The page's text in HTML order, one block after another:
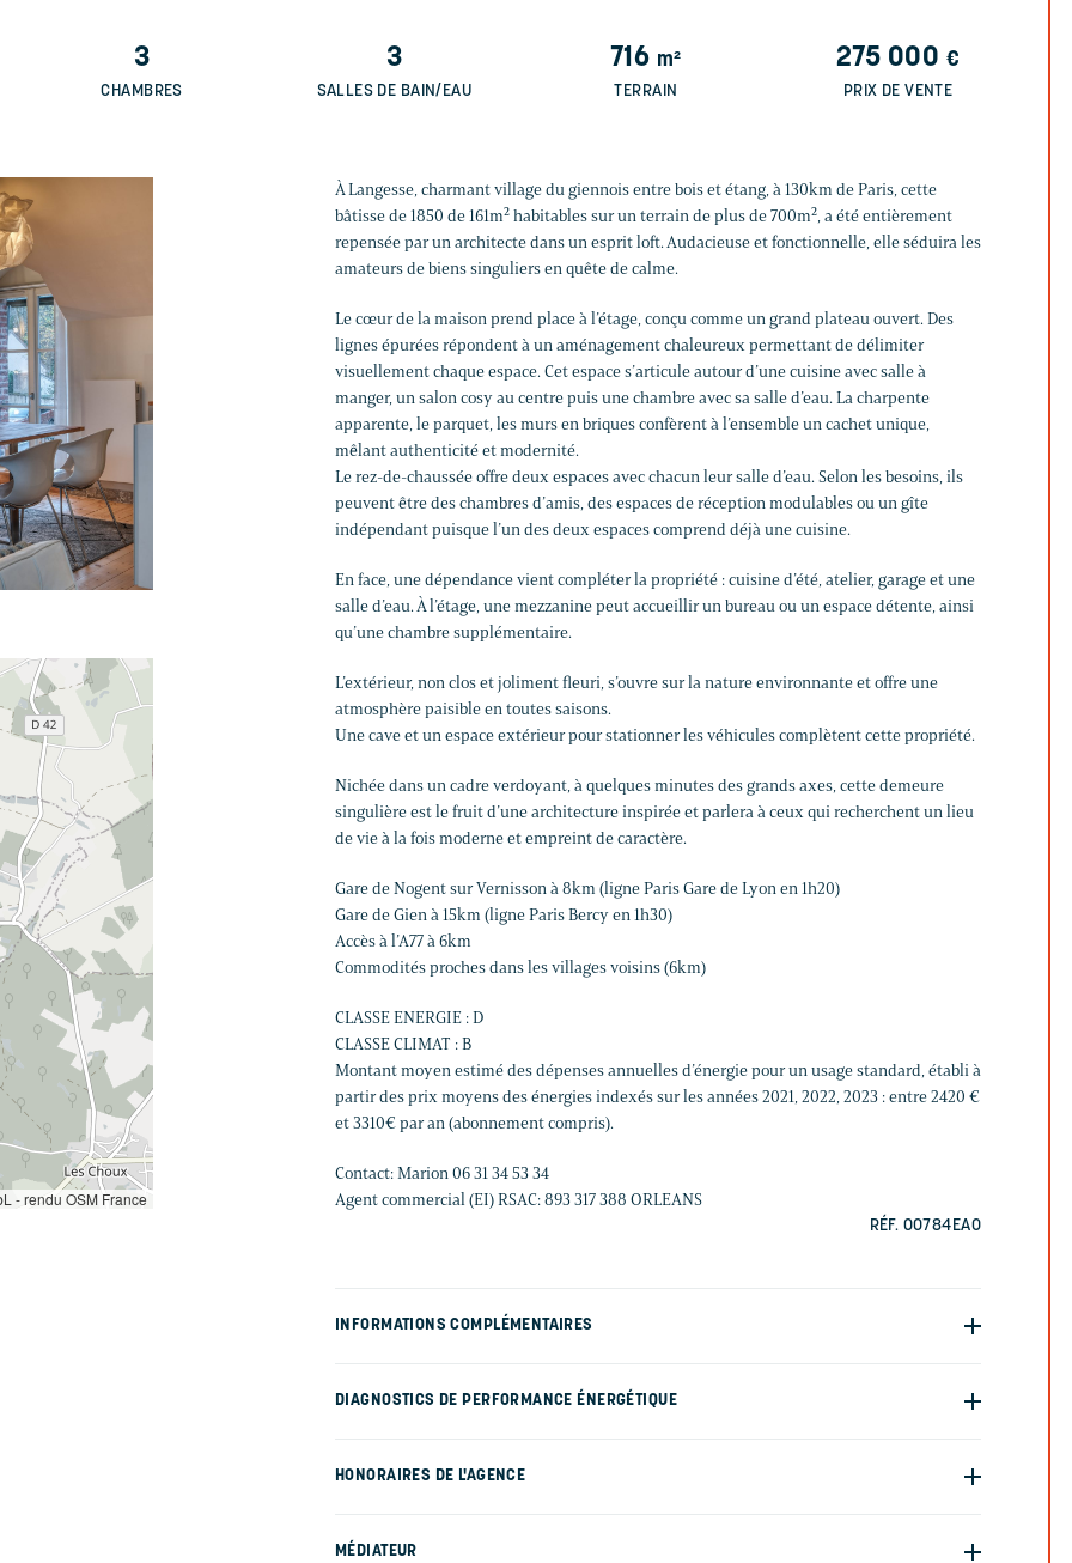
3
CHAMBRES
3
SALLES DE BAIN/EAU
716 m²
TERRAIN
275 000 €
PRIX DE VENTE
À Langesse, charmant village du giennois entre bois et étang, à 130km de Paris, cette
bâtisse de 1850 de 161m² habitables sur un terrain de plus de 700m², a été entièrement
repensée par un architecte dans un esprit loft. Audacieuse et fonctionnelle, elle séduira les
amateurs de biens singuliers en quête de calme.
Le cœur de la maison prend place à l’étage, conçu comme un grand plateau ouvert. Des
lignes épurées répondent à un aménagement chaleureux permettant de délimiter
visuellement chaque espace. Cet espace s’articule autour d’une cuisine avec salle à
manger, un salon cosy au centre puis une chambre avec sa salle d’eau. La charpente
apparente, le parquet, les murs en briques confèrent à l’ensemble un cachet unique,
mêlant authenticité et modernité.
Le rez-de-chaussée offre deux espaces avec chacun leur salle d’eau. Selon les besoins, ils
peuvent être des chambres d’amis, des espaces de réception modulables ou un gîte
indépendant puisque l’un des deux espaces comprend déjà une cuisine.
En face, une dépendance vient compléter la propriété : cuisine d’été, atelier, garage et une
salle d’eau. À l’étage, une mezzanine peut accueillir un bureau ou un espace détente, ainsi
qu’une chambre supplémentaire.
L’extérieur, non clos et joliment fleuri, s’ouvre sur la nature environnante et offre une
atmosphère paisible en toutes saisons.
Une cave et un espace extérieur pour stationner les véhicules complètent cette propriété.
Nichée dans un cadre verdoyant, à quelques minutes des grands axes, cette demeure
singulière est le fruit d’une architecture inspirée et parlera à ceux qui recherchent un lieu
de vie à la fois moderne et empreint de caractère.
Gare de Nogent sur Vernisson à 8km (ligne Paris Gare de Lyon en 1h20)
Gare de Gien à 15km (ligne Paris Bercy en 1h30)
Accès à l’A77 à 6km
Commodités proches dans les villages voisins (6km)
CLASSE ENERGIE : D
CLASSE CLIMAT : B
Montant moyen estimé des dépenses annuelles d’énergie pour un usage standard, établi à
partir des prix moyens des énergies indexés sur les années 2021, 2022, 2023 : entre 2420 €
et 3310€ par an (abonnement compris).
Contact: Marion 06 31 34 53 34
Agent commercial (EI) RSAC: 893 317 388 ORLEANS
RÉF. 00784EAO
INFORMATIONS COMPLÉMENTAIRES
DIAGNOSTICS DE PERFORMANCE ÉNERGÉTIQUE
HONORAIRES DE L'AGENCE
MÉDIATEUR
- rendu OSM France